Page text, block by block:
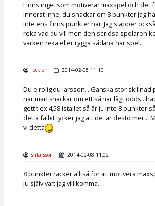
Finns inget som motiverar maxspel och det
innerst inne, du snackar om 8 punkter jag
inte ens finns punkter här. Jag släpper
reka vad du vill men den seriösa spelaren
varken reka eller rygga sådana här spel.
jocklon 2014-02-08 11:10
Du e rolig du larsson... Ganska stor skillnad
när man snackar om ett så här lågt odds..
gett t.ex 4,58 istället så är ju inte 8 punkter
detta fallet tycker jag att det är desto mer...
vi detta
sirlarsson 2014-02-08 11:02
8 punkter räcker alltså för att motivera
ju själv vart jag vill komma.